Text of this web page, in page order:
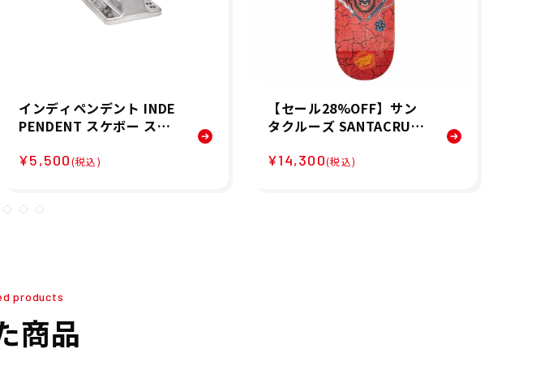
インディペンデント INDE
PENDENT スケボー スケ
ディ ステージ11 109 ポリ
STANDARD 32013701
¥5,500(税込)
【セール28%OFF】サン
タクルーズ SANTACRUZ
LFIRE CLUB 8.25 スケー
¥14,300(税込)
products
商品